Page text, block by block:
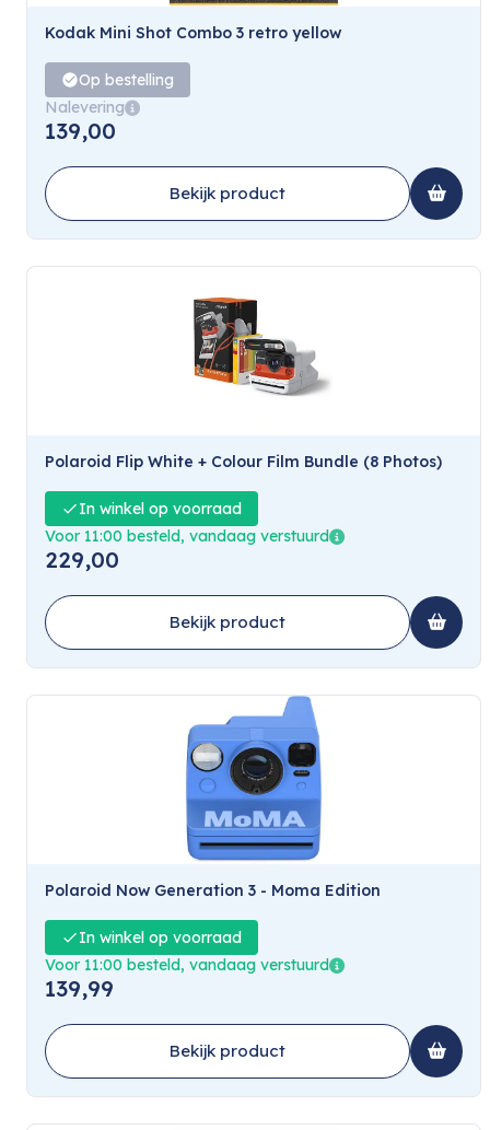
Kodak Mini Shot Combo 3 retro yellow
Op bestelling
Nalevering
139,00
Bekijk product
Polaroid Flip White + Colour Film Bundle (8 Photos)
In winkel op voorraad
Voor 11:00 besteld, vandaag verstuurd
229,00
Bekijk product
Polaroid Now Generation 3 - Moma Edition
In winkel op voorraad
Voor 11:00 besteld, vandaag verstuurd
139,99
Bekijk product